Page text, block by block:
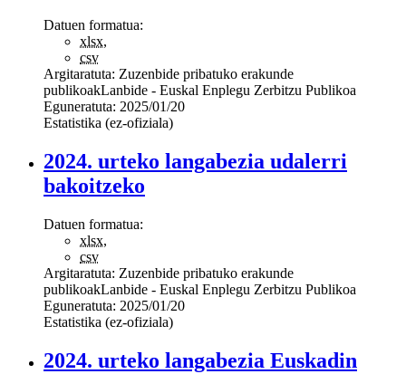
Datuen formatua:
xlsx,
csv
Argitaratuta: Zuzenbide pribatuko erakunde
publikoakLanbide - Euskal Enplegu Zerbitzu Publikoa
Eguneratuta: 2025/01/20
Estatistika (ez-ofiziala)
2024. urteko langabezia udalerri
bakoitzeko
Datuen formatua:
xlsx,
csv
Argitaratuta: Zuzenbide pribatuko erakunde
publikoakLanbide - Euskal Enplegu Zerbitzu Publikoa
Eguneratuta: 2025/01/20
Estatistika (ez-ofiziala)
2024. urteko langabezia Euskadin